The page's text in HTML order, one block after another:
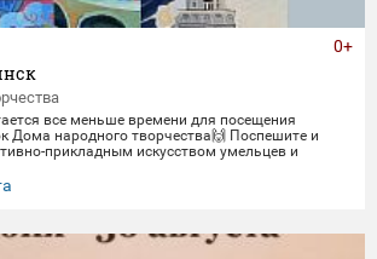
все меньше времени для посещения
Дома народного творчества🙌 Поспешите и
прикладным искусством умельцев и
юбилею Челябинска. Работы выполнены
декоративно-прикладного искусства ЧГИК.
0+